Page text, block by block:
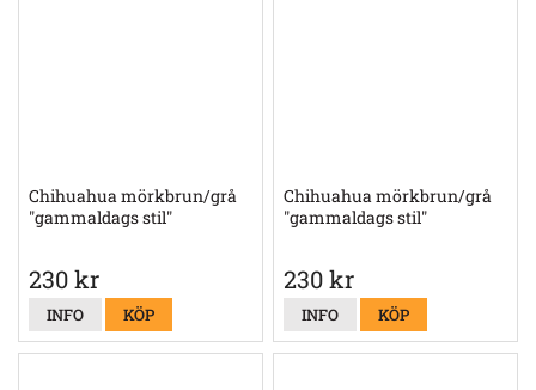
Chihuahua mörkbrun/grå
"gammaldags stil"
230 kr
INFO KÖP
Chihuahua mörkbrun/grå
"gammaldags stil"
230 kr
INFO KÖP